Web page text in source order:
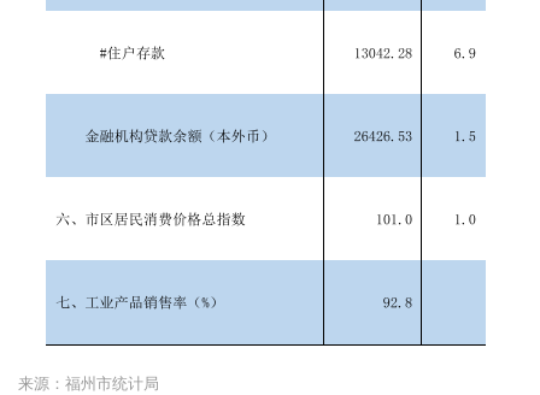
来源：福州市统计局